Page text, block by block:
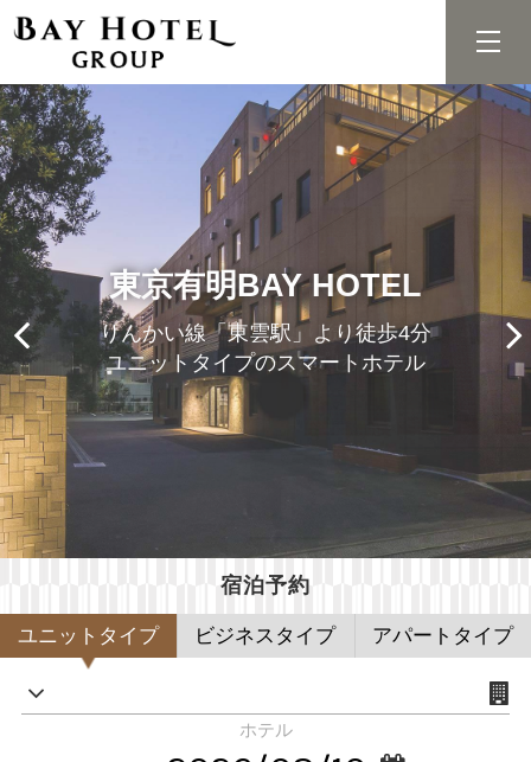
東京有明BAY HOTEL
りんかい線「東雲駅」より徒歩4分
ユニットタイプのスマートホテル
宿泊予約
ユニットタイプ ビジネスタイプ アパートタイプ
ホテル